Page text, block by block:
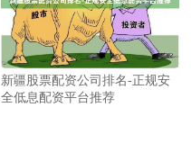
新疆股票配资公司排名-正规安
全低息配资平台推荐